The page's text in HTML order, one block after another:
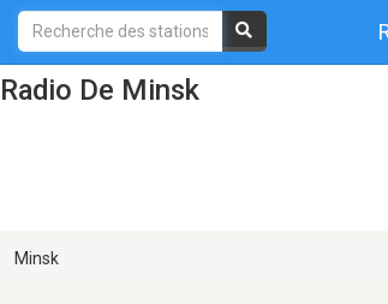
De Minsk
Minsk